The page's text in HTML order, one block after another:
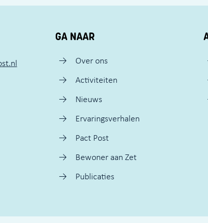
GA NAAR
Over ons
Activiteiten
Nieuws
Ervaringsverhalen
Pact Post
Bewoner aan Zet
Publicaties